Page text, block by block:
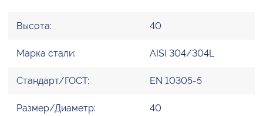
Высота: 40
Марка стали: AISI 304/304L
Стандарт/ГОСТ: EN 10305-5
Размер/Диаметр: 40